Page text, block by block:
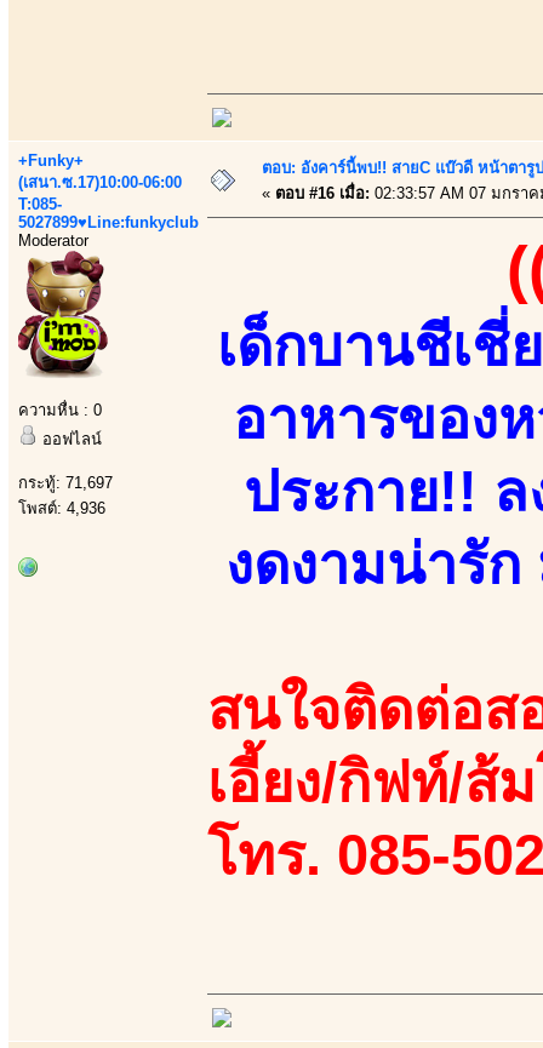
+Funky+
(เสนา.ซ.17)10:00-06:00
T:085-
5027899♥Line:funkyclub
Moderator
ความหื่น : 0
ออฟไลน์
กระทู้: 71,697
โพสต์: 4,936
ตอบ: อังคาร์นี้พบ!! สายC แบ๊วดี หน้าตารู
« ตอบ #16 เมื่อ: 02:33:57 AM 07 มกรา
เด็กบานชีเ
อาหารของ
ประกาย!!
งดงามน่ารั
สนใจติดต่อส
เอี้ยง/กิฟท์/ส้
โทร. 085-